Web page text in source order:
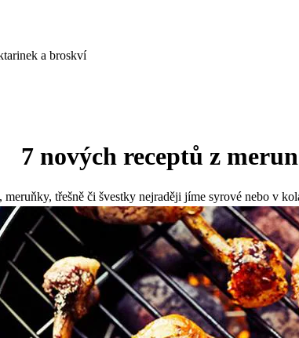
a broskví
7 nových receptů z
meruňky, třešně či švestky nejraději jíme syrové nebo v